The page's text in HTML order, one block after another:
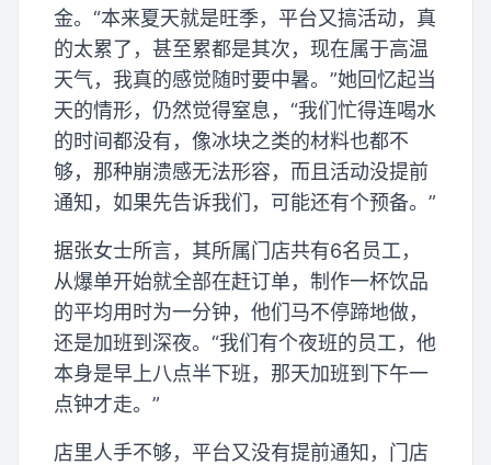
金。“本来夏天就是旺季，平台又搞活动，真
的太累了，甚至累都是其次，现在属于高温
天气，我真的感觉随时要中暑。”她回忆起当
天的情形，仍然觉得窒息，“我们忙得连喝水
的时间都没有，像冰块之类的材料也都不
够，那种崩溃感无法形容，而且活动没提前
通知，如果先告诉我们，可能还有个预备。”
据张女士所言，其所属门店共有6名员工，
从爆单开始就全部在赶订单，制作一杯饮品
的平均用时为一分钟，他们马不停蹄地做，
还是加班到深夜。“我们有个夜班的员工，他
本身是早上八点半下班，那天加班到下午一
点钟才走。”
店里人手不够，平台又没有提前通知，门店